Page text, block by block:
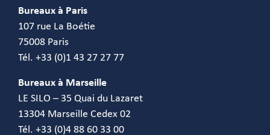
Bureaux à Paris
107 rue La Boétie
75008 Paris
Tél. +33 (0)1 43 27 27 77
Bureaux à Marseille
LE SILO – 35 Quai du Lazaret
13304 Marseille Cedex 02
Tél. +33 (0)4 88 60 33 00